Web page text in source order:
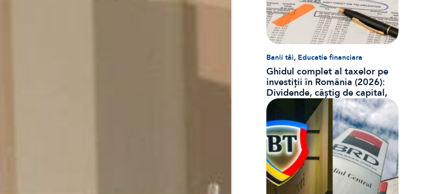
Banii tăi, Educatie financiara
Ghidul complet al taxelor pe
investiții în România (2026):
Dividende, câștig de capital,
dobânzi și CASS